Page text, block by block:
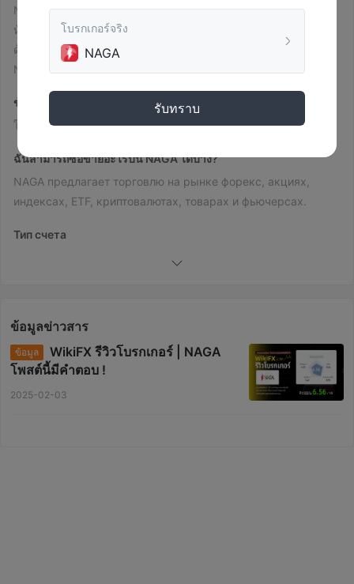
NAGA เป็นโบรกเกอร์ที่ได้รับการควบคุม ซึ่งให้บริการซื้อขาย Forex,
หุ้น, ดัชนี, ETFs, คริปโต, สินค้า และอนุสิทธิ์ซื้อขายในอนาคต พร้อม
ด้วยการกระจาย EUR/USD ตั้งแต่ 1.1 พิป บนแพลตฟอร์มการซื้อขาย
NAGA, MT4 และ MT5 ยอดฝากขั้นต่ำคือ $10
ข้อดีและข้อเสีย
NAGA ถูกต้องหรือไม่?
ใช่ NAGA ได้รับใบอนุญาตจาก CYSECเพื่อให้บริการ
ฉันสามารถซื้อขายอะไรบน NAGA ได้บ้าง?
NAGA предлагает торговлю на рынке форекс, акциях,
индексах, ETF, криптовалютах, товарах и фьючерсах.
Тип счета
แพลตฟอร์มการซื้อขาย
NAGA ยอมรับการชำระเงินผ่านบัตรเครดิต/เดบิต, โอนเงินผ่าน
ธนาคาร, วิธีการชำระเงินทางเลือก และ โอนเงินผ่านธนาคาร
โดยตรง
ข้อมูลข่าวสาร
ข้อมูล
WikiFX รีวิวโบรกเกอร์ | NAGA
โพสต์นี้มีคำตอบ !
2025-02-03
โบรกเกอร์จริง
NAGA
รับทราบ